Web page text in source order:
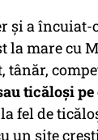
și a
la mare cu
tânăr,
ticăloși pe
fel de
un site